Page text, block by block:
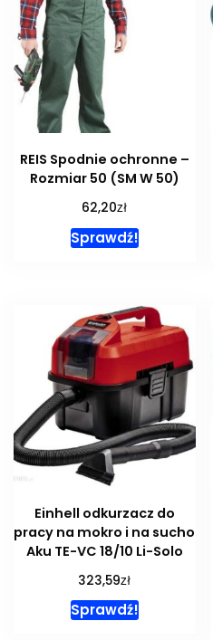
REIS Spodnie ochronne –
Rozmiar 50 (SM W 50)
62,20zł
Sprawdź!
Einhell odkurzacz do
pracy na mokro i na sucho
Aku TE-VC 18/10 Li-Solo
323,59zł
Sprawdź!